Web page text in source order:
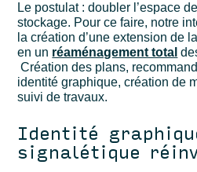
Le postulat : doubler l’espace
stockage. Pour ce faire, notre
la création d’une extension de
en un réaménagement total
Création des plans,
identité graphique, création de
suivi de travaux.
Identité
signalétique